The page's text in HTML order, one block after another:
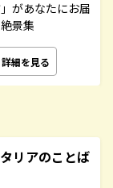
があなたにお届
景集
詳細を見る
リアのことば